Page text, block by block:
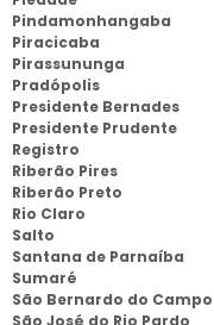
Pindamonhangaba
Piracicaba
Pirassununga
Pradópolis
Presidente Bernades
Presidente Prudente
Registro
Riberão Pires
Riberão Preto
Rio Claro
Salto
Santana de Parnaíba
Sumaré
São Bernardo do Campo
São José do Rio Pardo